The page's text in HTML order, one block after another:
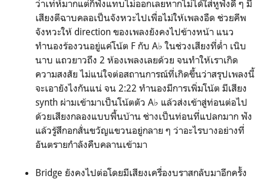
ว่าเท่ห์มากแต่ก็ฟังแทบไม่ออกเลยหากไม่ได้ใส่หูฟังดี ๆ มี
เสียงตีฉาบคลอเป็นจังหวะไปเพื่อไม่ให้เพลงอืด ช่วยคีพ
จังหวะให้ direction ของเพลงยังคงไปข้างหน้า แนว
ทำนองร้องวนอยู่แค่โน้ต F กับ A♭ ในช่วงเสียงที่ต่ำ เนิบ
นาบ แถวยาวถึง 2 ห้องเพลงเลยด้วย จนทำให้เราเกิด
ความสงสัย ไม่แน่ใจต่อสถานการณ์ที่เกิดขึ้นว่าสรุปเพลงนี้
จะเอายังไงกันแน่ จน 2:22 ทำนองมีการเพิ่มโน้ต มีเสียง
synth ผ่ามเข้ามาเป็นโน้ตตัว A♭ แล้วส่งเข้าสู่ท่อนต่อไป
ด้วยเสียงกลองแบบพื้นบ้าน ช่างเป็นท่อนที่แปลกมาก ฟัง
แล้วรู้สึกอกสั่นขวัญแขวนอยู่กลาย ๆ ว่าอะไรบางอย่างที่
อันตรายกำลังคืบคลานเข้ามา
Bridge ยังคงไปต่อโดยมีเสียงเครื่องบราสกลับมาอีกครั้ง